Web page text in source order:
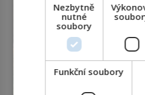
používají
Nezbytně
nutné
soubory
Funkční soubory